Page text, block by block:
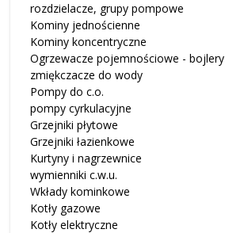
rozdzielacze, grupy pompowe
Kominy jednościenne
Kominy koncentryczne
Ogrzewacze pojemnościowe - bojlery
zmiękczacze do wody
Pompy do c.o.
pompy cyrkulacyjne
Grzejniki płytowe
Grzejniki łazienkowe
Kurtyny i nagrzewnice
wymienniki c.w.u.
Wkłady kominkowe
Kotły gazowe
Kotły elektryczne